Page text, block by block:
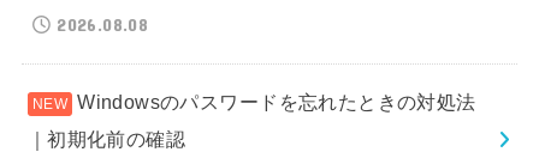
2026.08.08
Windowsのパスワードを忘れたときの対処法
｜初期化前の確認